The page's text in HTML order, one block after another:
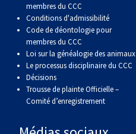
membres du CCC
Conditions d'admissibilité
Code de déontologie pour
membres du CCC
Loi sur la généalogie des animaux
Le processus disciplinaire du CCC
Décisions
Trousse de plainte Officielle –
Comité d’enregistrement